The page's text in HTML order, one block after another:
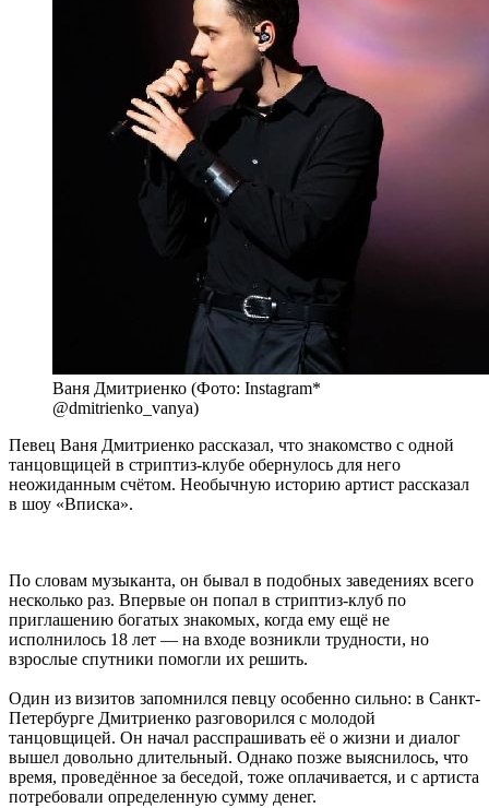
Ваня Дмитриенко (Фото: Instagram*
@dmitrienko_vanya)
Певец Ваня Дмитриенко рассказал, что знакомство с одной
танцовщицей в стриптиз-клубе обернулось для него
неожиданным счётом. Необычную историю артист рассказал
в шоу «Вписка».
По словам музыканта, он бывал в подобных заведениях всего
несколько раз. Впервые он попал в стриптиз-клуб по
приглашению богатых знакомых, когда ему ещё не
исполнилось 18 лет — на входе возникли трудности, но
взрослые спутники помогли их решить.
Один из визитов запомнился певцу особенно сильно: в Санкт-
Петербурге Дмитриенко разговорился с молодой
танцовщицей. Он начал расспрашивать её о жизни и диалог
вышел довольно длительный. Однако позже выяснилось, что
время, проведённое за беседой, тоже оплачивается, и с артиста
потребовали определенную сумму денег.